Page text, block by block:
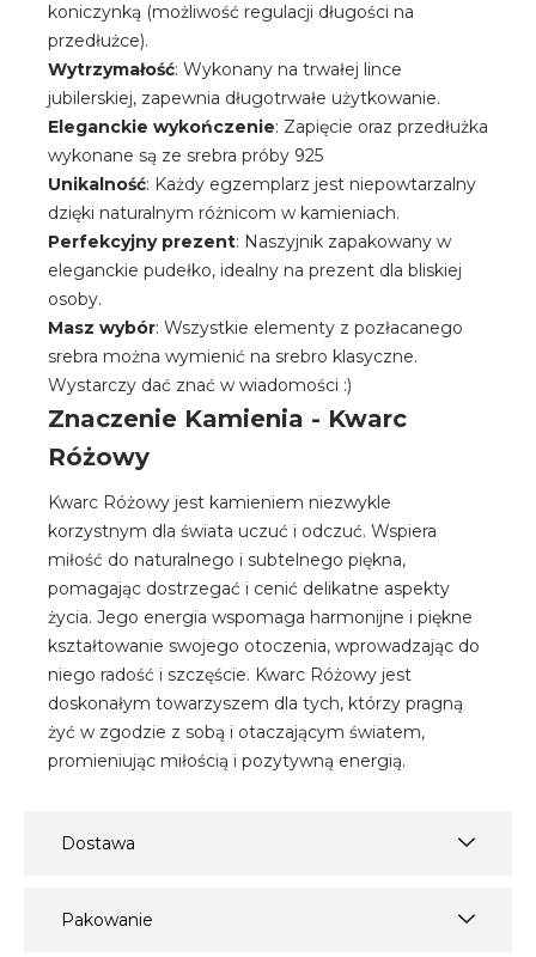
koniczynką (możliwość regulacji długości na
przedłużce).
Wytrzymałość: Wykonany na trwałej lince
jubilerskiej, zapewnia długotrwałe użytkowanie.
Eleganckie wykończenie: Zapięcie oraz przedłużka
wykonane są ze srebra próby 925
Unikalność: Każdy egzemplarz jest niepowtarzalny
dzięki naturalnym różnicom w kamieniach.
Perfekcyjny prezent: Naszyjnik zapakowany w
eleganckie pudełko, idealny na prezent dla bliskiej
osoby.
Masz wybór: Wszystkie elementy z pozłacanego
srebra można wymienić na srebro klasyczne.
Wystarczy dać znać w wiadomości :)
Znaczenie Kamienia - Kwarc
Różowy
Kwarc Różowy jest kamieniem niezwykle
korzystnym dla świata uczuć i odczuć. Wspiera
miłość do naturalnego i subtelnego piękna,
pomagając dostrzegać i cenić delikatne aspekty
życia. Jego energia wspomaga harmonijne i piękne
kształtowanie swojego otoczenia, wprowadzając do
niego radość i szczęście. Kwarc Różowy jest
doskonałym towarzyszem dla tych, którzy pragną
żyć w zgodzie z sobą i otaczającym światem,
promieniując miłością i pozytywną energią.
Dostawa
Pakowanie